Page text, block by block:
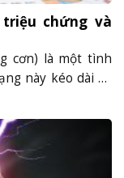
chứng và
cơn) là một tình
này kéo dài sẽ
quả của đau đầu